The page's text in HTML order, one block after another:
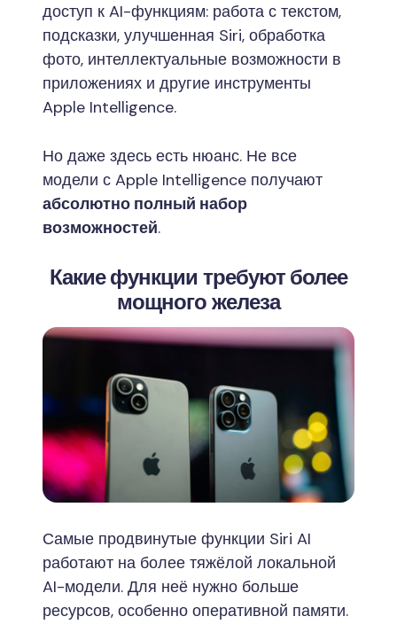
доступ к AI-функциям: работа с текстом,
подсказки, улучшенная Siri, обработка
фото, интеллектуальные возможности в
приложениях и другие инструменты
Apple Intelligence.
Но даже здесь есть нюанс. Не все
модели с Apple Intelligence получают
абсолютно полный набор
возможностей.
Какие функции требуют более
мощного железа
Самые продвинутые функции Siri AI
работают на более тяжёлой локальной
AI-модели. Для неё нужно больше
ресурсов, особенно оперативной памяти.